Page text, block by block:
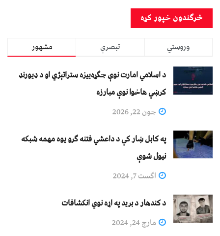
مشهور تبصرې
وروستي
د اسلامي امارت نوې جګړه‌ییزه ستراتېژي او د ډیورنډ
کرښې هاخوا نوې مبارزه
جون 22, 2026
په کابل ښار کې د داعشي فتنه ګرو يوه مهمه شبکه
نيول شوې
اگست 7, 2024
د کندهار د برید په اړه نوي انکشافات
مارچ 24, 2024